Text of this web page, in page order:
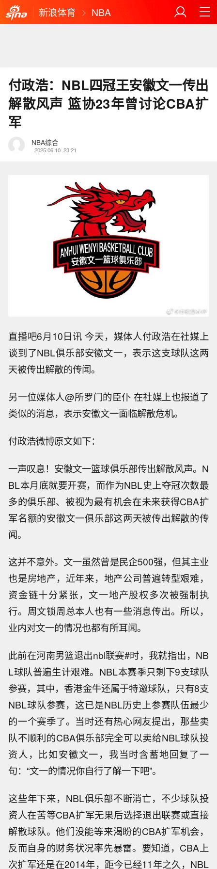
新浪体育 NBA
付政浩：NBL四冠王安徽文一传出
解散风声 篮协23年曾讨论CBA扩
军
NBA综合
2025.06.10 23:21
直播吧6月10日讯 今天，媒体人付政浩在社媒上
谈到了NBL俱乐部安徽文一，表示这支球队这两
天被传出解散的传闻。
另一位媒体人@所罗门的臣仆 在社媒上也报道了
类似的消息，表示安徽文一面临解散危机。
付政浩微博原文如下：
一声叹息！安徽文一篮球俱乐部传出解散风声。N
BL本月底就要开赛，而作为NBL史上夺冠次数最
多的俱乐部、被视为最有机会在未来获得CBA扩
军名额的安徽文一俱乐部这两天被传出解散的传
闻。
这并不意外。文一虽然曾是民企500强，但其主业
也是房地产，近年来，地产公司普遍转型艰难，
资金链十分紧张，文一地产股权多次被强制执
行。周文锁周总本人也有一些消息传出。所以，
业内对文一的情况也都有所耳闻。
此前在河南男篮退出nbl联赛#时，我就指出，NB
L球队普遍生计艰难。NBL本赛季只剩下9支球队
参赛，其中，香港金牛还属于特邀球队，只有8支
NBL球队参赛，这已是NBL历史上参赛队伍最少
的一个赛季了。当时还有热心网友提出，那些卖
队不顺利的CBA俱乐部完全可以卖给NBL球队投
资人，比如安徽文一，我当时含蓄地回复了一
句：“文一的情况你自行了解一下吧”。
这些年下来，NBL俱乐部不断消亡，不少球队投
资人在苦等CBA扩军无果后选择退出联赛或直接
解散球队。他们没能等来渴盼的CBA扩军机会，
反而自身的财务状况率先暴雷。要知道，CBA上
次扩军还是在2014年，距今已经11年之久，NBL